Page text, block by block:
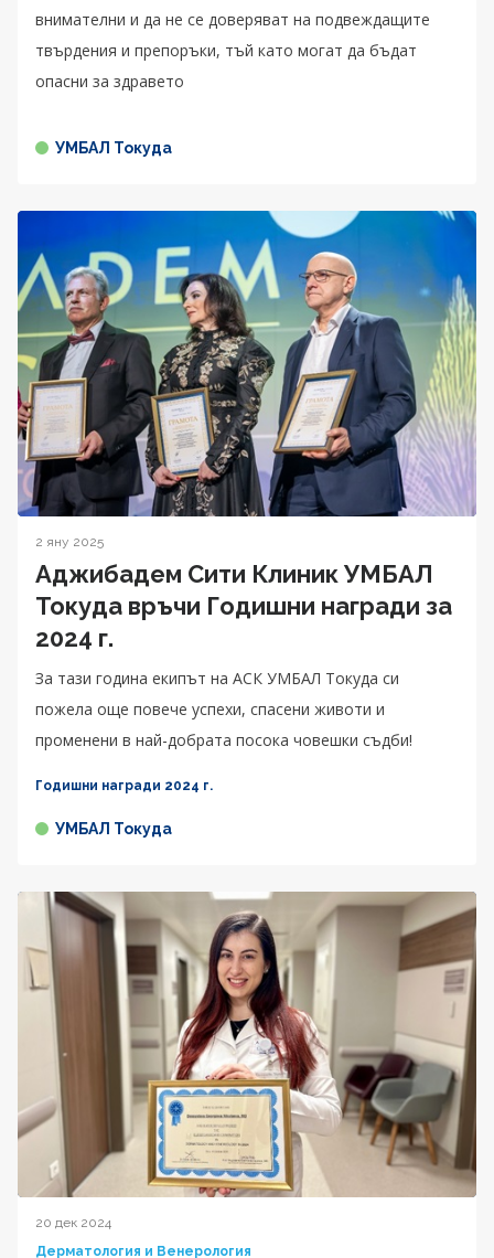
внимателни и да не се доверяват на подвеждащите
твърдения и препоръки, тъй като могат да бъдат
опасни за здравето
УМБАЛ Токуда
2 яну 2025
Аджибадем Сити Клиник УМБАЛ
Токуда връчи Годишни награди за
2024 г.
За тази година екипът на АСК УМБАЛ Токуда си
пожела още повече успехи, спасени животи и
променени в най-добрата посока човешки съдби!
Годишни награди 2024 г.
УМБАЛ Токуда
20 дек 2024
Дерматология и Венерология